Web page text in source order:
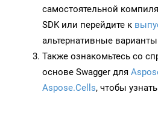
самостоятельной
SDK или перейдите к
альтернативные варианты
Также ознакомьтесь со
основе Swagger для
Aspose.Cells, чтобы